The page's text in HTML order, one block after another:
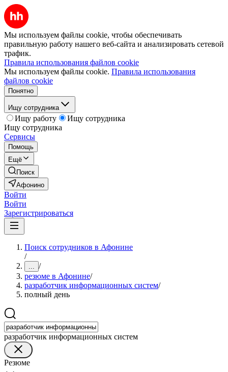
Мы используем файлы cookie, чтобы обеспечивать
правильную работу нашего веб-сайта и анализировать сетевой
трафик.
Правила использования файлов cookie
Мы используем файлы cookie. Правила использования
файлов cookie
Понятно
Ищу сотрудника
Ищу работу
Ищу сотрудника
Ищу сотрудника
Сервисы
Помощь
Ещё
Поиск
Афонино
Войти
Войти
Зарегистрироваться
Поиск сотрудников в Афонине
/
... /
резюме в Афонине/
разработчик информационных систем/
полный день
разработчик информационных систем
Резюме